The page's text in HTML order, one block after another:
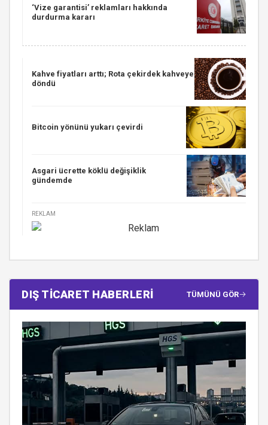
‘Vize garantisi’ reklamları hakkında
durdurma kararı
Kahve fiyatları arttı; Rota çekirdek kahveye
döndü
Bitcoin yönünü yukarı çevirdi
Asgari ücrette köklü değişiklik
gündemde
REKLAM
DIŞ TİCARET HABERLERİ TÜMÜNÜ GÖR